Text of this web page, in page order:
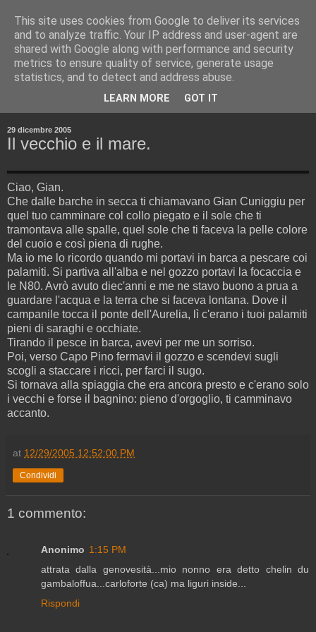
29 dicembre 2005
Il vecchio e il mare.
Ciao, Gian.
Che dalle barche in secca ti chiamavano Gian Cuniggiu per
quel tuo camminare col collo piegato e il sole che ti
tramontava alle spalle, quel sole che ti faceva la pelle colore
del cuoio e così piena di rughe.
Ma io me lo ricordo quando mi portavi in barca a pescare coi
palamiti. Si partiva all'alba e nel gozzo portavi la focaccia e
le N80. Avrò avuto diec'anni e me ne stavo buono a prua a
guardare l'acqua e la terra che si faceva lontana. Dove il
campanile tocca il ponte dell'Aurelia, lì c'erano i tuoi palamiti
pieni di saraghi e occhiate.
Tirando il pesce in barca, avevi per me un sorriso.
Poi, verso Capo Pino fermavi il gozzo e scendevi sugli
scogli a staccare i ricci, per farci il sugo.
Si tornava alla spiaggia che era ancora presto e c'erano solo
i vecchi e forse il bagnino: pieno d'orgoglio, ti camminavo
accanto.
at 12/29/2005 12:52:00 PM
Condividi
1 commento:
Anonimo 1:15 PM
attrata dalla genovesità...mio nonno era detto chelin du
gambaloffua...carloforte (ca) ma liguri inside...
Rispondi
This site uses cookies from Google to deliver its services
and to analyze traffic. Your IP address and user-agent are
shared with Google along with performance and security
metrics to ensure quality of service, generate usage
statistics, and to detect and address abuse.
LEARN MORE GOT IT